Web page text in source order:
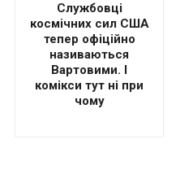
Службовці
космічних сил США
тепер офіційно
називаються
Вартовими. І
комікси тут ні при
чому